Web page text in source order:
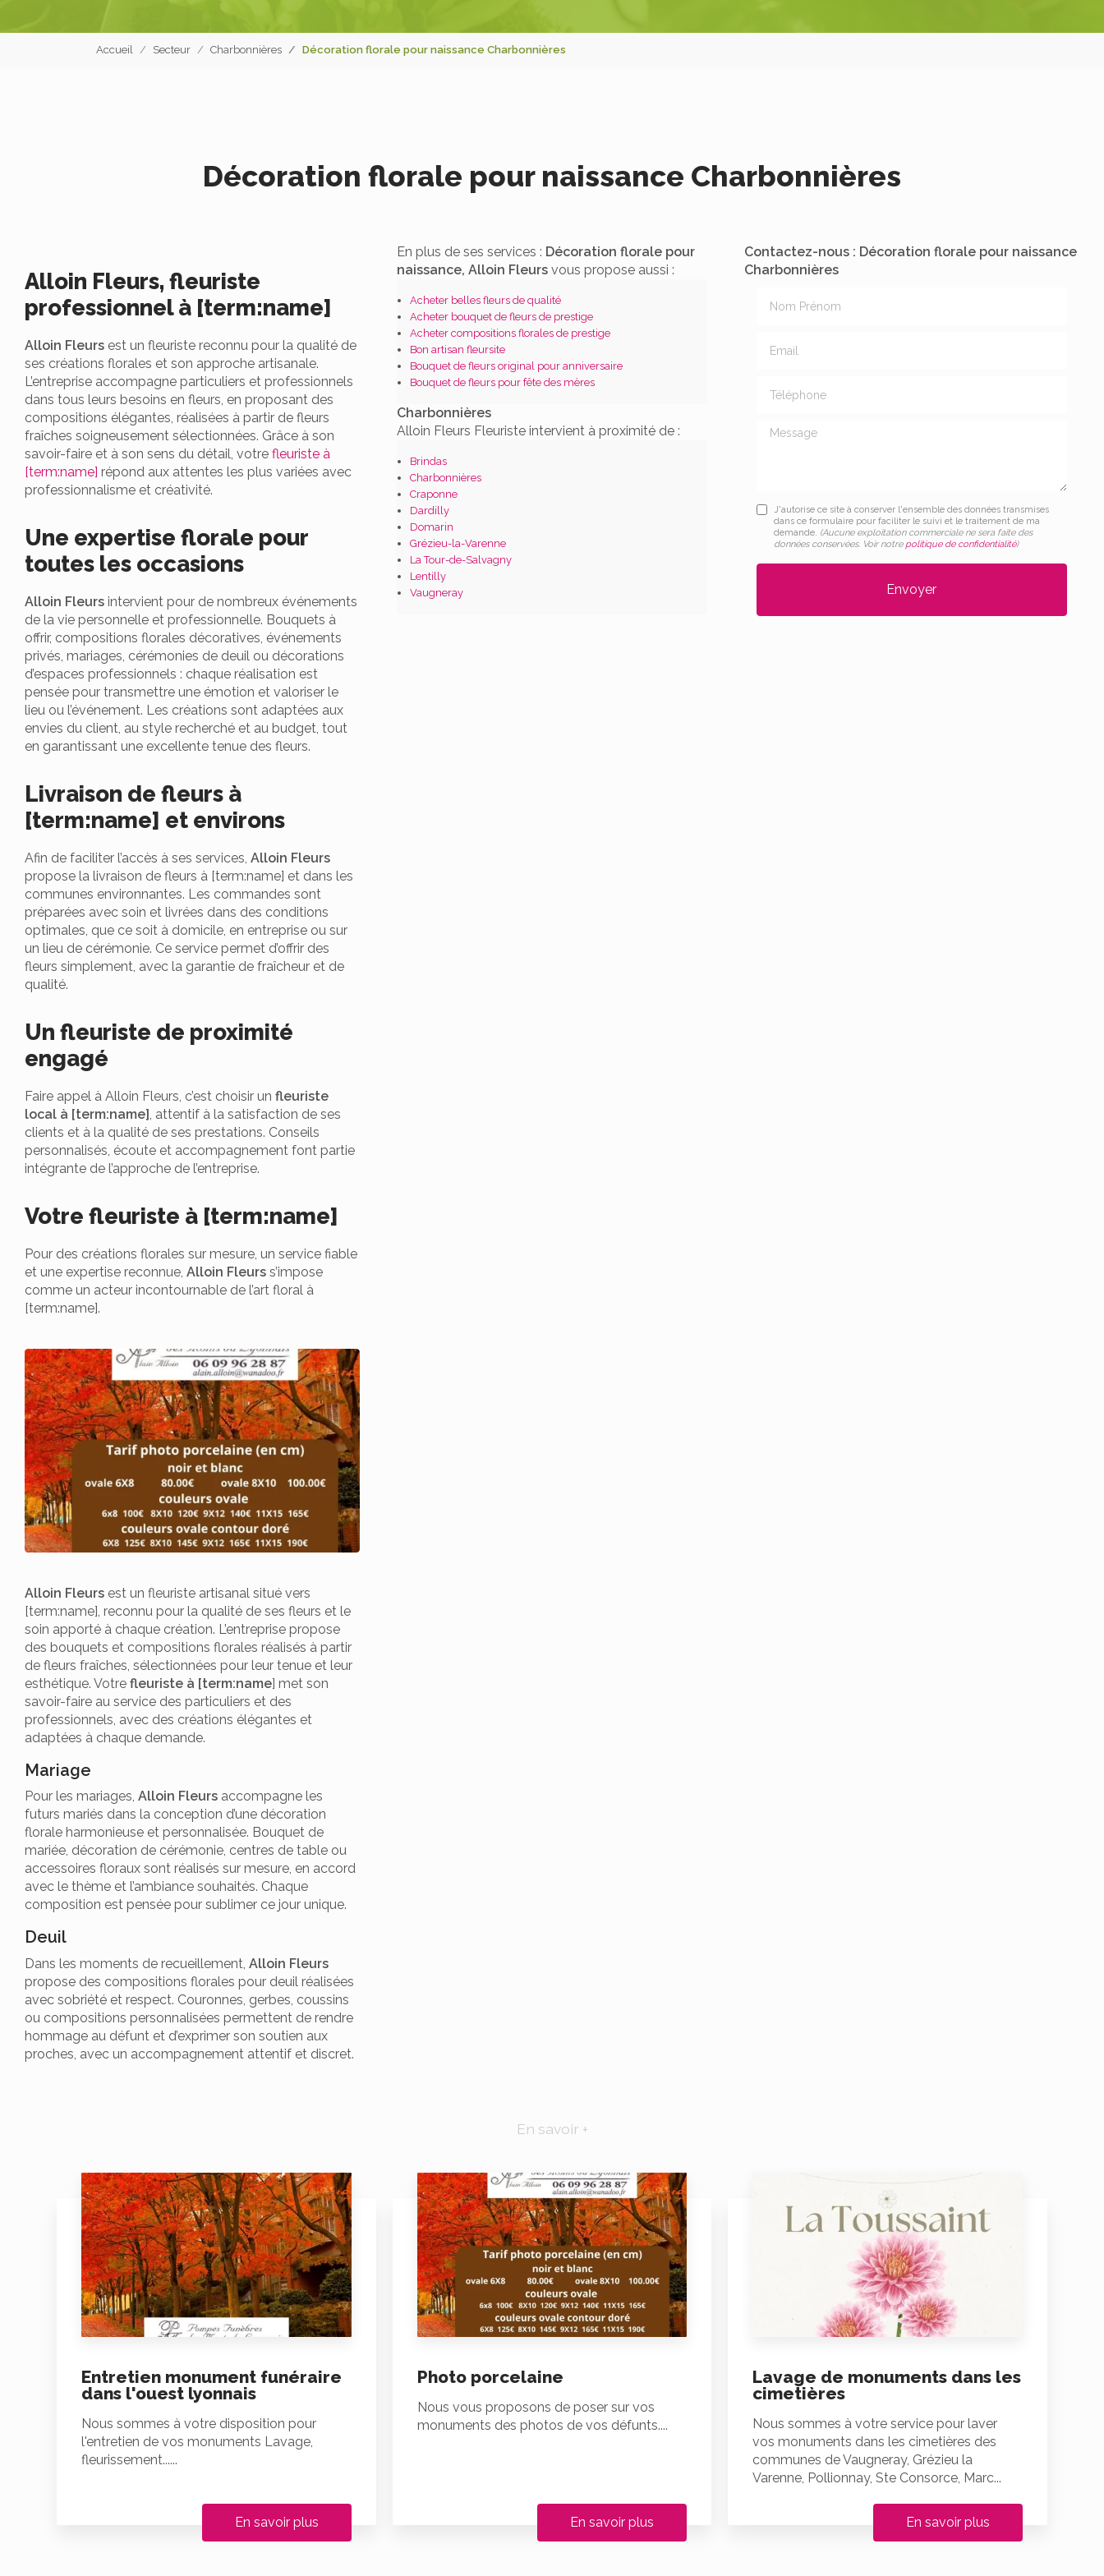
Accueil Secteur Charbonnières Décoration florale pour naissance Charbonnières
Décoration florale pour naissance Charbonnières
Alloin Fleurs, fleuriste
professionnel à [term:name]
Alloin Fleurs est un fleuriste reconnu pour la qualité de
ses créations florales et son approche artisanale.
L’entreprise accompagne particuliers et professionnels
dans tous leurs besoins en fleurs, en proposant des
compositions élégantes, réalisées à partir de fleurs
fraîches soigneusement sélectionnées. Grâce à son
savoir-faire et à son sens du détail, votre fleuriste à
[term:name] répond aux attentes les plus variées avec
professionnalisme et créativité.
Une expertise florale pour
toutes les occasions
Alloin Fleurs intervient pour de nombreux événements
de la vie personnelle et professionnelle. Bouquets à
offrir, compositions florales décoratives, événements
privés, mariages, cérémonies de deuil ou décorations
d’espaces professionnels : chaque réalisation est
pensée pour transmettre une émotion et valoriser le
lieu ou l’événement. Les créations sont adaptées aux
envies du client, au style recherché et au budget, tout
en garantissant une excellente tenue des fleurs.
Livraison de fleurs à
[term:name] et environs
Afin de faciliter l’accès à ses services, Alloin Fleurs
propose la livraison de fleurs à [term:name] et dans les
communes environnantes. Les commandes sont
préparées avec soin et livrées dans des conditions
optimales, que ce soit à domicile, en entreprise ou sur
un lieu de cérémonie. Ce service permet d’offrir des
fleurs simplement, avec la garantie de fraîcheur et de
qualité.
Un fleuriste de proximité
engagé
Faire appel à Alloin Fleurs, c’est choisir un fleuriste
local à [term:name], attentif à la satisfaction de ses
clients et à la qualité de ses prestations. Conseils
personnalisés, écoute et accompagnement font partie
intégrante de l’approche de l’entreprise.
Votre fleuriste à [term:name]
Pour des créations florales sur mesure, un service fiable
et une expertise reconnue, Alloin Fleurs s’impose
comme un acteur incontournable de l’art floral à
[term:name].
Alloin Fleurs est un fleuriste artisanal situé vers
[term:name], reconnu pour la qualité de ses fleurs et le
soin apporté à chaque création. L’entreprise propose
des bouquets et compositions florales réalisés à partir
de fleurs fraîches, sélectionnées pour leur tenue et leur
esthétique. Votre fleuriste à [term:name] met son
savoir-faire au service des particuliers et des
professionnels, avec des créations élégantes et
adaptées à chaque demande.
Mariage
Pour les mariages, Alloin Fleurs accompagne les
futurs mariés dans la conception d’une décoration
florale harmonieuse et personnalisée. Bouquet de
mariée, décoration de cérémonie, centres de table ou
accessoires floraux sont réalisés sur mesure, en accord
avec le thème et l’ambiance souhaités. Chaque
composition est pensée pour sublimer ce jour unique.
Deuil
Dans les moments de recueillement, Alloin Fleurs
propose des compositions florales pour deuil réalisées
avec sobriété et respect. Couronnes, gerbes, coussins
ou compositions personnalisées permettent de rendre
hommage au défunt et d’exprimer son soutien aux
proches, avec un accompagnement attentif et discret.
En plus de ses services : Décoration florale pour
naissance, Alloin Fleursvous propose aussi :
Acheter belles fleurs de qualité
Acheter bouquet de fleurs de prestige
Acheter compositions florales de prestige
Bon artisan fleursite
Bouquet de fleurs original pour anniversaire
Bouquet de fleurs pour fête des mères
Charbonnières
Alloin Fleurs Fleuriste intervient à proximité de :
Brindas
Charbonnières
Craponne
Dardilly
Domarin
Grézieu-la-Varenne
La Tour-de-Salvagny
Lentilly
Vaugneray
Contactez-nous : Décoration florale pour naissance
Charbonnières
Message
J'autorise ce site à conserver l'ensemble des données transmises
dans ce formulaire pour faciliter le suivi et le traitement de ma
demande. (Aucune exploitation commerciale ne sera faite des
données conservées. Voir notre politique de confidentialité)
En savoir +
Entretien monument funéraire
dans l'ouest lyonnais
Nous sommes à votre disposition pour
l'entretien de vos monuments Lavage,
fleurissement......
En savoir plus
Photo porcelaine
Nous vous proposons de poser sur vos
monuments des photos de vos défunts....
En savoir plus
Lavage de monuments dans les
cimetières
Nous sommes à votre service pour laver
vos monuments dans les cimetières des
communes de Vaugneray, Grézieu la
Varenne, Pollionnay, Ste Consorce, Marc...
En savoir plus